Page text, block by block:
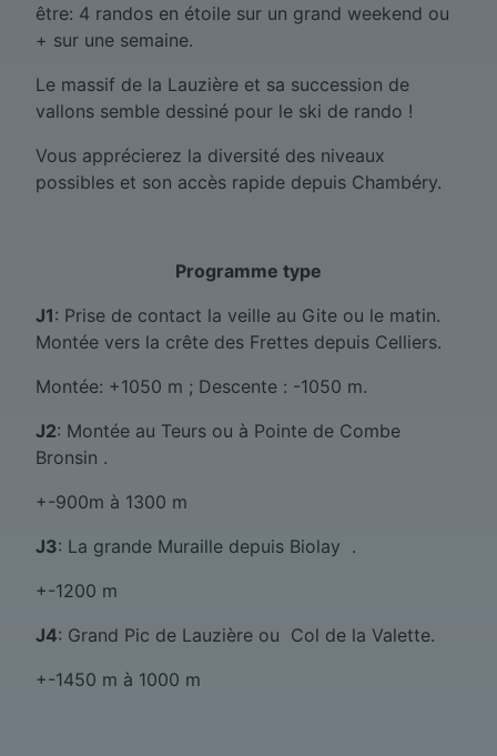
être: 4 randos en étoile sur un grand weekend ou
+ sur une semaine.
Le massif de la Lauzière et sa succession de
vallons semble dessiné pour le ski de rando !
Vous apprécierez la diversité des niveaux
possibles et son accès rapide depuis Chambéry.
Programme type
J1: Prise de contact la veille au Gite ou le matin.
Montée vers la crête des Frettes depuis Celliers.
Montée: +1050 m ; Descente : -1050 m.
J2: Montée au Teurs ou à Pointe de Combe
Bronsin .
+-900m à 1300 m
J3: La grande Muraille depuis Biolay .
+-1200 m
J4: Grand Pic de Lauzière ou Col de la Valette.
+-1450 m à 1000 m